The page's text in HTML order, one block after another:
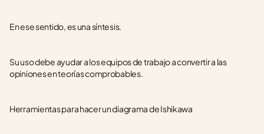
En ese sentido, es una síntesis.
Su uso debe ayudar a los equipos de trabajo a convertir a las
opiniones en teorías comprobables.
Herramientas para hacer un diagrama de Ishikawa